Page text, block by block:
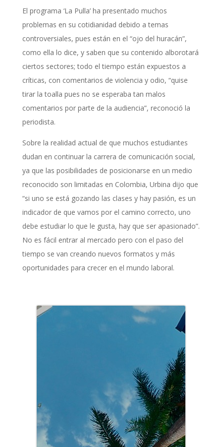
El programa ‘La Pulla’ ha presentado muchos
problemas en su cotidianidad debido a temas
controversiales, pues están en el “ojo del huracán”,
como ella lo dice, y saben que su contenido alborotará
ciertos sectores; todo el tiempo están expuestos a
críticas, con comentarios de violencia y odio, “quise
tirar la toalla pues no se esperaba tan malos
comentarios por parte de la audiencia”, reconoció la
periodista.
Sobre la realidad actual de que muchos estudiantes
dudan en continuar la carrera de comunicación social,
ya que las posibilidades de posicionarse en un medio
reconocido son limitadas en Colombia, Urbina dijo que
“si uno se está gozando las clases y hay pasión, es un
indicador de que vamos por el camino correcto, uno
debe estudiar lo que le gusta, hay que ser apasionado”.
No es fácil entrar al mercado pero con el paso del
tiempo se van creando nuevos formatos y más
oportunidades para crecer en el mundo laboral.